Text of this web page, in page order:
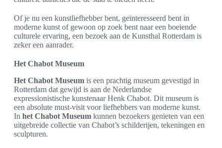
Of je nu een kunstliefhebber bent, geïnteresseerd bent in
moderne kunst of gewoon op zoek bent naar een boeiende
culturele ervaring, een bezoek aan de Kunsthal Rotterdam is
zeker een aanrader.
Het Chabot Museum
Het Chabot Museum is een prachtig museum gevestigd in
Rotterdam dat gewijd is aan de Nederlandse
expressionistische kunstenaar Henk Chabot. Dit museum is
een absolute must-visit voor liefhebbers van moderne kunst.
In het Chabot Museum kunnen bezoekers genieten van een
uitgebreide collectie van Chabot’s schilderijen, tekeningen en
sculpturen.